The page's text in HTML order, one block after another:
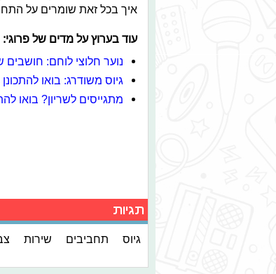
איך בכל זאת שומרים על
עוד בערוץ על מדים של פרוגי:
נוער חלוצי לוחם:
גיוס משודרג: בואו
מתגייסים לשריון? בואו
תגיות
גיוס תחביבים שירות